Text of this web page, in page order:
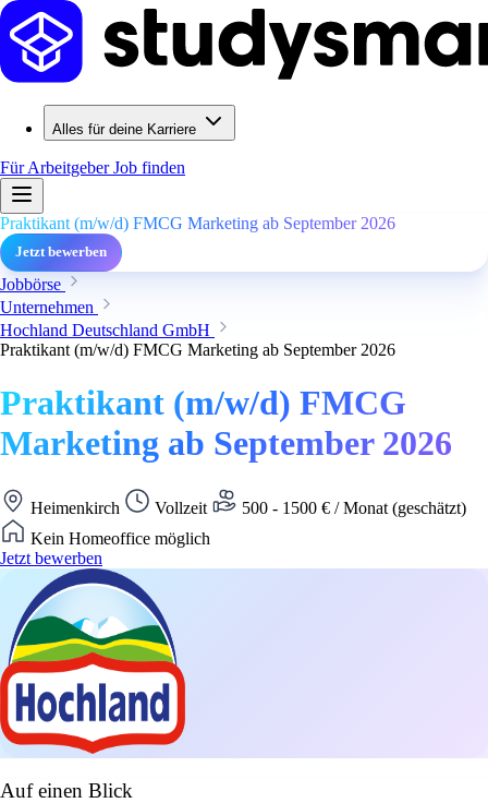
Alles für deine Karriere
Für ArbeitgeberJob finden
Praktikant (m/w/d) FMCG Marketing ab September 2026
Jetzt bewerben
Jobbörse
Unternehmen
Hochland Deutschland GmbH
Praktikant (m/w/d) FMCG Marketing ab September 2026
Praktikant (m/w/d) FMCG
Marketing ab September 2026
Heimenkirch Vollzeit
500 - 1500 € / Monat (geschätzt)
Kein Homeoffice möglich
Jetzt bewerben
Auf einen Blick